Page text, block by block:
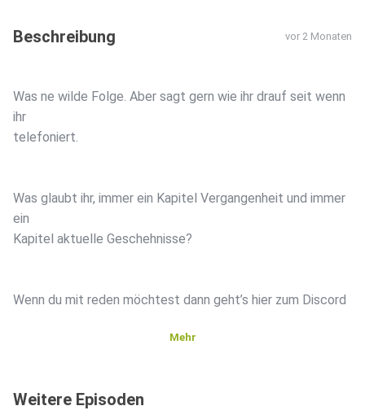
Beschreibung vor 2 Monaten
Was ne wilde Folge. Aber sagt gern wie ihr drauf seit wenn
ihr
telefoniert.
Was glaubt ihr, immer ein Kapitel Vergangenheit und immer
ein
Kapitel aktuelle Geschehnisse?
Wenn du mit reden möchtest dann geht’s hier zum Discord
Mehr
Weitere Episoden